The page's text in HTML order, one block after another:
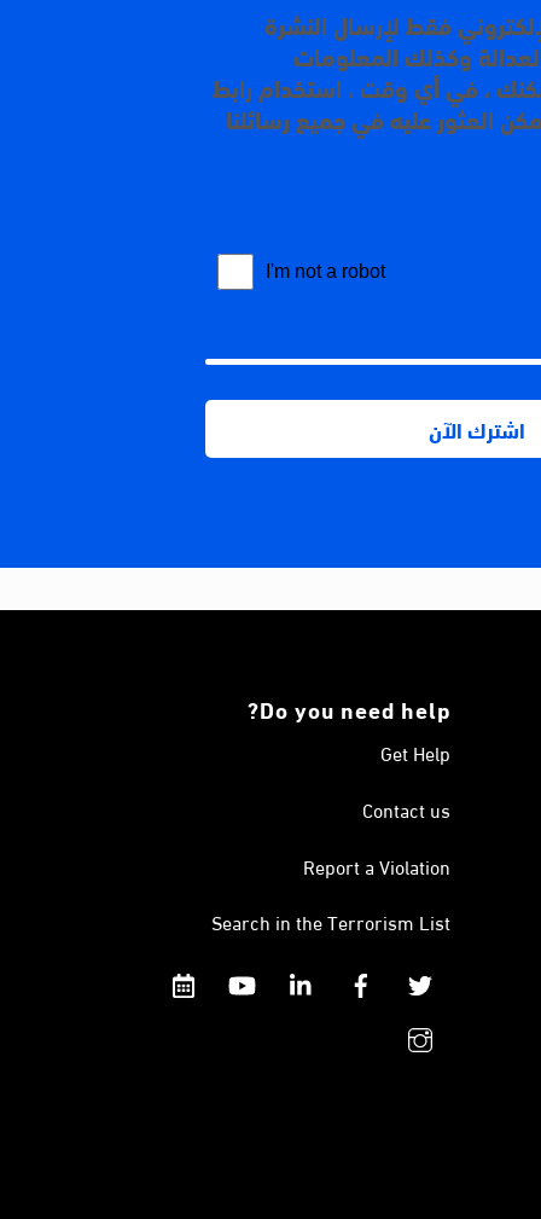
فقط لإرسال النشرة
وكذلك المعلومات
، في أي وقت ، استخدام رابط
العثور عليه في جميع رسائلنا
Do you need help?
Get Help
Contact us
Report a Violation
Search in the Terrorism List
Twitter
Facebook
Linkedin
YouTube